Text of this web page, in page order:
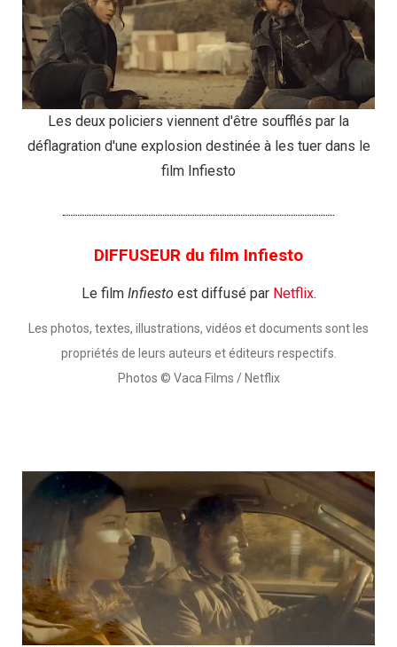
Les deux policiers viennent d'être soufflés par la
déflagration d'une explosion destinée à les tuer dans le
film Infiesto
DIFFUSEUR du film Infiesto
Le film Infiesto est diffusé par Netflix.
Les photos, textes, illustrations, vidéos et documents sont les
propriétés de leurs auteurs et éditeurs respectifs.
Photos © Vaca Films / Netflix